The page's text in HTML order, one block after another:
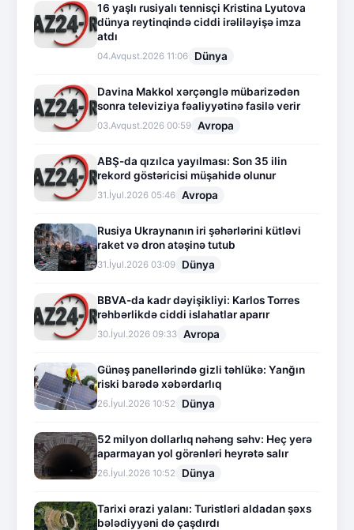
16 yaşlı rusiyalı tennisçi Kristina Lyutova
dünya reytinqində ciddi irəliləyişə imza
atdı
04.Avqust.2026 11:06 Dünya
Davina Makkol xərçənglə mübarizədən
sonra televiziya fəaliyyətinə fasilə verir
03.Avqust.2026 00:59 Avropa
ABŞ-da qızılca yayılması: Son 35 ilin
rekord göstəricisi müşahidə olunur
31.İyul.2026 05:46 Avropa
Rusiya Ukraynanın iri şəhərlərini kütləvi
raket və dron atəşinə tutub
31.İyul.2026 03:09 Dünya
BBVA-da kadr dəyişikliyi: Karlos Torres
rəhbərlikdə ciddi islahatlar aparır
30.İyul.2026 09:33 Avropa
Günəş panellərində gizli təhlükə: Yanğın
riski barədə xəbərdarlıq
26.İyul.2026 10:52 Dünya
52 milyon dollarlıq nəhəng səhv: Heç yerə
aparmayan yol görənləri heyrətə salır
26.İyul.2026 10:52 Dünya
Tarixi ərazi yalanı: Turistləri aldadan şəxs
bələdiyyəni də çaşdırdı